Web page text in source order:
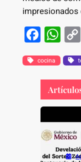
F
a
c
e
b
o
o
k
W
h
at
s
A
p
p
cocina